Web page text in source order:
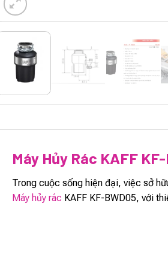
Máy Hủy Rác KAFF
Trong cuộc sống hiện đại, việc sở
Máy hủy rác KAFF KF-BWD05, với